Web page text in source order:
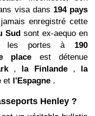
visa dans 194 pays
enregistré cette
Sud sont ex-aequo en
les portes à 190
place est détenue
, la Finlande, la
et l'Espagne .
Henley ?